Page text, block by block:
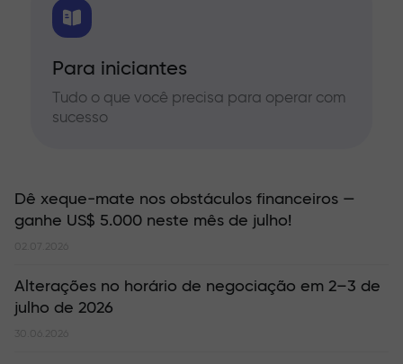
Para iniciantes
Tudo o que você precisa para operar com
sucesso
Dê xeque-mate nos obstáculos financeiros —
ganhe US$ 5.000 neste mês de julho!
02.07.2026
Alterações no horário de negociação em 2–3 de
julho de 2026
30.06.2026